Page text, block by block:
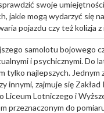
swoje
jakie mogą wydarzyć się
pojazdu czy też
samolotu bojowego
i psychicznymi. Do
tylko najlepszych.
innymi, zajmuje się
Lotniczego i
przeznaczonym do